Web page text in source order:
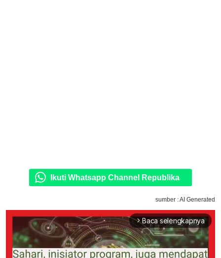
Ikuti Whatsapp Channel Republika
sumber : AI Generated
arrow_forward_ios Baca selengkapnya